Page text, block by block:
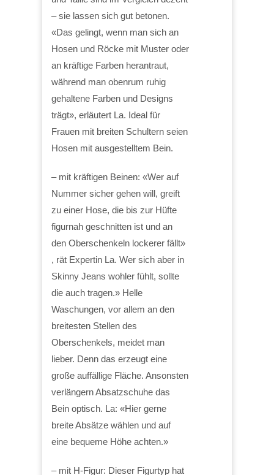
– sie lassen sich gut betonen.
«Das gelingt, wenn man sich an
Hosen und Röcke mit Muster oder
an kräftige Farben herantraut,
während man obenrum ruhig
gehaltene Farben und Designs
trägt», erläutert La. Ideal für
Frauen mit breiten Schultern seien
Hosen mit ausgestelltem Bein.
– mit kräftigen Beinen: «Wer auf
Nummer sicher gehen will, greift
zu einer Hose, die bis zur Hüfte
figurnah geschnitten ist und an
den Oberschenkeln lockerer fällt»
, rät Expertin La. Wer sich aber in
Skinny Jeans wohler fühlt, sollte
die auch tragen.» Helle
Waschungen, vor allem an den
breitesten Stellen des
Oberschenkels, meidet man
lieber. Denn das erzeugt eine
große auffällige Fläche. Ansonsten
verlängern Absatzschuhe das
Bein optisch. La: «Hier gerne
breite Absätze wählen und auf
eine bequeme Höhe achten.»
– mit H-Figur: Dieser Figurtyp hat